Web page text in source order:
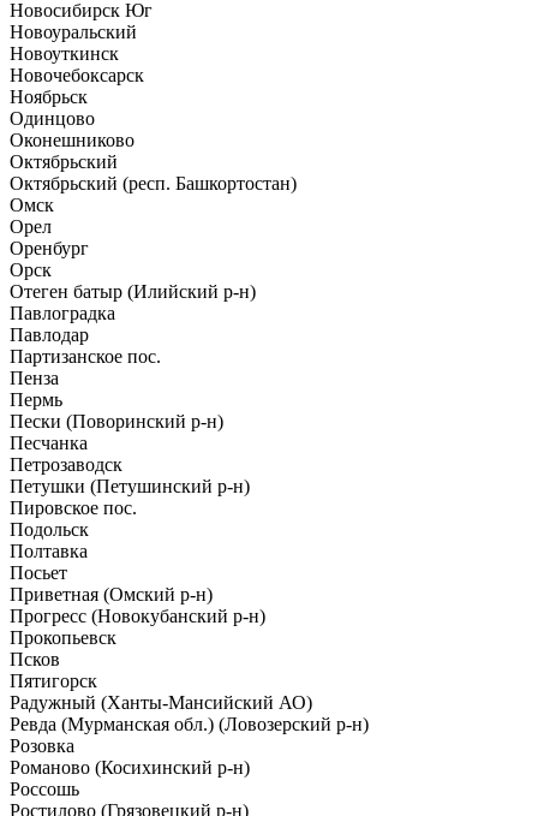
Новосибирск Юг
Новоуральский
Новоуткинск
Новочебоксарск
Ноябрьск
Одинцово
Оконешниково
Октябрьский
Октябрьский (респ. Башкортостан)
Омск
Орел
Оренбург
Орск
Отеген батыр (Илийский р-н)
Павлоградка
Павлодар
Партизанское пос.
Пенза
Пермь
Пески (Поворинский р-н)
Песчанка
Петрозаводск
Петушки (Петушинский р-н)
Пировское пос.
Подольск
Полтавка
Посьет
Приветная (Омский р-н)
Прогресс (Новокубанский р-н)
Прокопьевск
Псков
Пятигорск
Радужный (Ханты-Мансийский АО)
Ревда (Мурманская обл.) (Ловозерский р-н)
Розовка
Романово (Косихинский р-н)
Россошь
Ростилово (Грязовецкий р-н)